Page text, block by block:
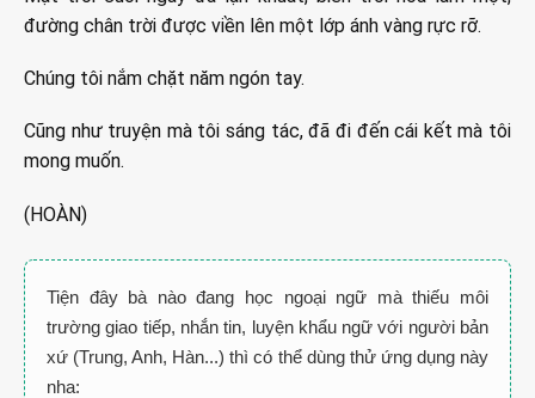
đường chân trời được viền lên một lớp ánh vàng rực rỡ.
Chúng tôi nắm chặt năm ngón tay.
Cũng như truyện mà tôi sáng tác, đã đi đến cái kết mà tôi
mong muốn.
(HOÀN)
Tiện đây bà nào đang học ngoại ngữ mà thiếu môi
trường giao tiếp, nhắn tin, luyện khẩu ngữ với người bản
xứ (Trung, Anh, Hàn...) thì có thể dùng thử ứng dụng này
nha: